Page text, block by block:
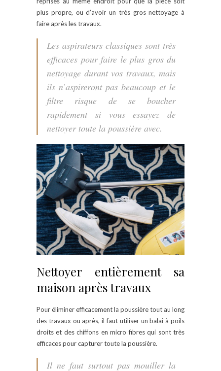
plus propre, ou d’avoir un très gros nettoyage à
faire après les travaux.
Les aspirateurs classiques sont très
efficaces pour faire le plus gros du
nettoyage durant vos travaux, mais
ils n’aspireront pas beaucoup et le
filtre risque de se boucher
rapidement si vous essayez de
nettoyer toute la poussière avec.
Nettoyer entièrement sa
maison après travaux
Pour éliminer efficacement la poussière tout au long
des travaux ou après, il faut utiliser un balai à poils
droits et des chiffons en micro fibres qui sont très
efficaces pour capturer toute la poussière.
Il ne faut surtout pas mouiller la